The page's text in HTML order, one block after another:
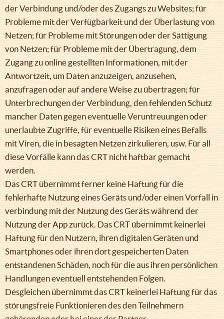
der Verbindung und/oder des Zugangs zu Websites; für
Probleme mit der Verfügbarkeit und der Überlastung von
Netzen; für Probleme mit Störungen oder der Sättigung
von Netzen; für Probleme mit der Übertragung, dem
Zugang zu online gestellten Informationen, mit der
Antwortzeit, um Daten anzuzeigen, anzusehen,
anzufragen oder auf andere Weise zu übertragen; für
Unterbrechungen der Verbindung, den fehlenden Schutz
mancher Daten gegen eventuelle Veruntreuungen oder
unerlaubte Zugriffe, für eventuelle Risiken eines Befalls
mit Viren, die in besagten Netzen zirkulieren, usw. Für all
diese Vorfälle kann das CRT nicht haftbar gemacht
werden.
Das CRT übernimmt ferner keine Haftung für die
fehlerhafte Nutzung eines Geräts und/oder einen Vorfall in
verbindung mit der Nutzung des Geräts während der
Nutzung der App zurück. Das CRT übernimmt keinerlei
Haftung für den Nutzern, ihren digitalen Geräten und
Smartphones oder ihren dort gespeicherten Daten
entstandenen Schäden, noch für die aus ihren persönlichen
Handlungen eventuell entstehenden Folgen.
Desgleichen übernimmt das CRT keinerlei Haftung für das
störungsfreie Funktionieren des den Teilnehmern